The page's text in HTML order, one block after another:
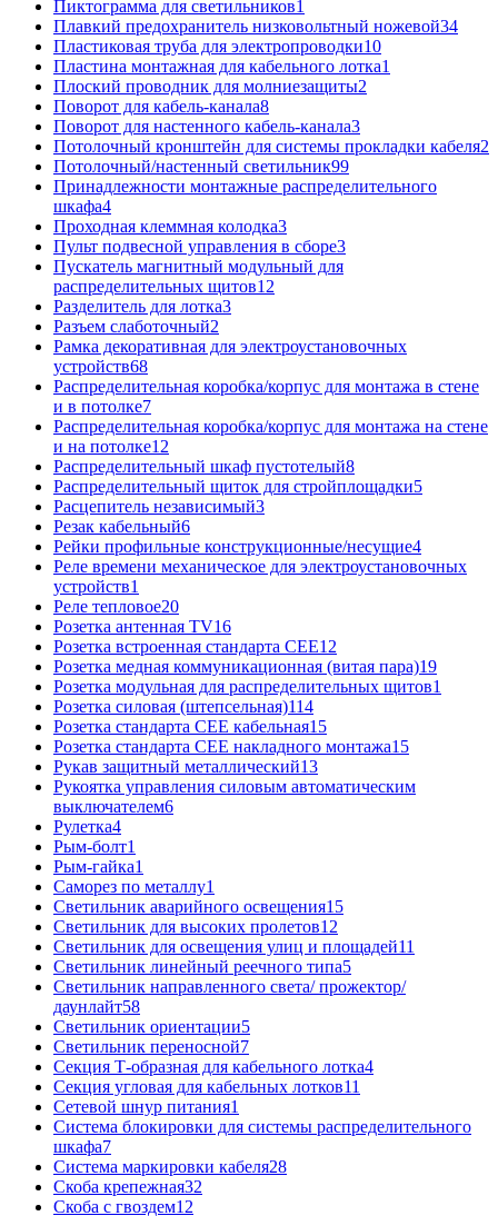
Пиктограмма для светильников1
Плавкий предохранитель низковольтный ножевой34
Пластиковая труба для электропроводки10
Пластина монтажная для кабельного лотка1
Плоский проводник для молниезащиты2
Поворот для кабель-канала8
Поворот для настенного кабель-канала3
Потолочный кронштейн для системы прокладки кабеля2
Потолочный/настенный светильник99
Принадлежности монтажные распределительного
шкафа4
Проходная клеммная колодка3
Пульт подвесной управления в сборе3
Пускатель магнитный модульный для
распределительных щитов12
Разделитель для лотка3
Разъем слаботочный2
Рамка декоративная для электроустановочных
устройств68
Распределительная коробка/корпус для монтажа в стене
и в потолке7
Распределительная коробка/корпус для монтажа на стене
и на потолке12
Распределительный шкаф пустотелый8
Распределительный щиток для стройплощадки5
Расцепитель независимый3
Резак кабельный6
Рейки профильные конструкционные/несущие4
Реле времени механическое для электроустановочных
устройств1
Реле тепловое20
Розетка антенная TV16
Розетка встроенная стандарта CEE12
Розетка медная коммуникационная (витая пара)19
Розетка модульная для распределительных щитов1
Розетка силовая (штепсельная)114
Розетка стандарта СЕЕ кабельная15
Розетка стандарта СЕЕ накладного монтажа15
Рукав защитный металлический13
Рукоятка управления силовым автоматическим
выключателем6
Рулетка4
Рым-болт1
Рым-гайка1
Саморез по металлу1
Светильник аварийного освещения15
Светильник для высоких пролетов12
Светильник для освещения улиц и площадей11
Светильник линейный реечного типа5
Светильник направленного света/ прожектор/
даунлайт58
Светильник ориентации5
Светильник переносной7
Секция Т-образная для кабельного лотка4
Секция угловая для кабельных лотков11
Сетевой шнур питания1
Система блокировки для системы распределительного
шкафа7
Система маркировки кабеля28
Скоба крепежная32
Скоба с гвоздем12